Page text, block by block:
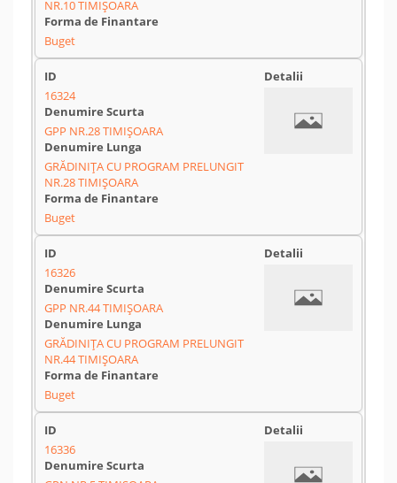
NR.10 TIMIȘOARA
Buget
16324
GPP NR.28 TIMIȘOARA
GRĂDINIȚA CU PROGRAM PRELUNGIT
NR.28 TIMIȘOARA
Buget
16326
GPP NR.44 TIMIȘOARA
GRĂDINIȚA CU PROGRAM PRELUNGIT
NR.44 TIMIȘOARA
Buget
16336